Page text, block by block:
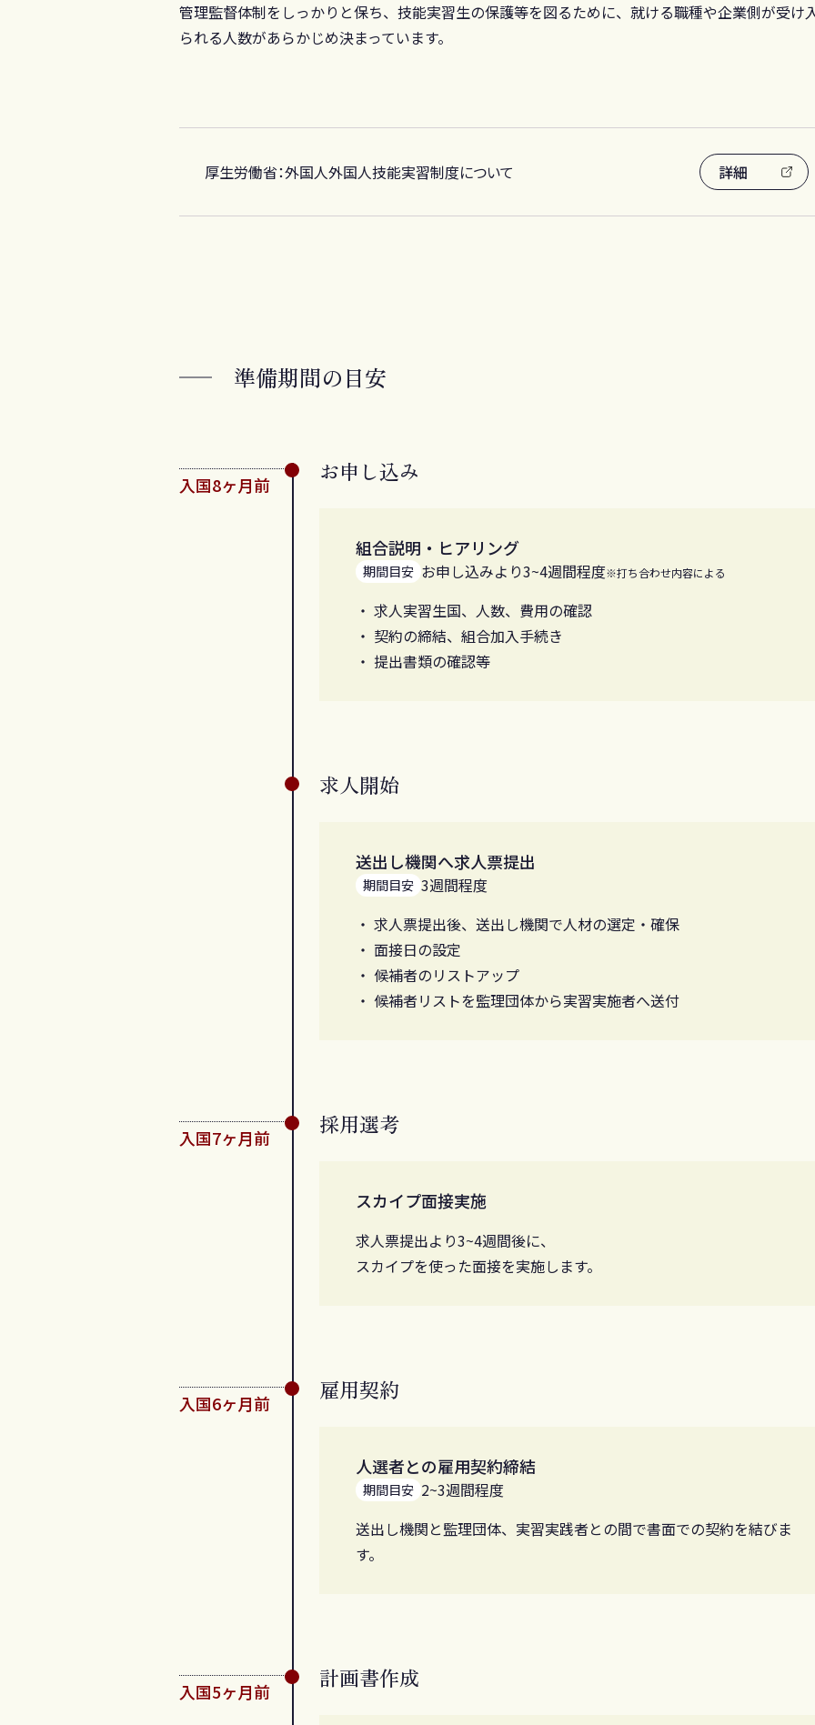
管理監督体制をしっかりと保ち、技能実習生の保護等を図るために、就ける職種や企業側が受け
られる人数があらかじめ決まっています。
厚生労働省：外国人外国人技能実習制度について 詳細
準備期間の目安
入国8ヶ月前 お申し込み
組合説明・ヒアリング
期間目安 お申し込みより3~4週間程度※打ち合わせ内容による
求人実習生国、人数、費用の確認
契約の締結、組合加入手続き
提出書類の確認等
求人開始
送出し機関へ求人票提出
期間目安 3週間程度
求人票提出後、送出し機関で人材の選定・確保
面接日の設定
候補者のリストアップ
候補者リストを監理団体から実習実施者へ送付
入国7ヶ月前 採用選考
スカイプ面接実施
求人票提出より3~4週間後に、
スカイプを使った面接を実施します。
入国6ヶ月前 雇用契約
人選者との雇用契約締結
期間目安 2~3週間程度
送出し機関と監理団体、実習実践者との間で書面での契約を結びま
す。
入国5ヶ月前 計画書作成